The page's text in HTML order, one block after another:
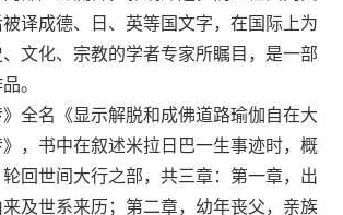
译成德、日、英等国文字，在国际上为
文化、宗教的学者专家所瞩目，是一部
。
名《显示解脱和成佛道路瑜伽自在大
，书中在叙述米拉日巴一生事迹时，概
回世间大行之部，共三章：第一章，出
及世系来历；第二章，幼年丧父，亲族